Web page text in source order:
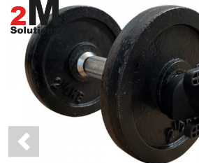
Previous